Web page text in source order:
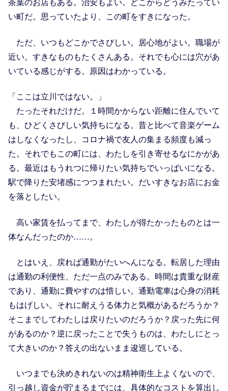
茶葉のお店もある。治安もよい。どこからどうみたってい
い町だ。思っていたより、この町をすきになった。
ただ、いつもどこかでさびしい。居心地がよい。職場が
近い。すきなものもたくさんある。それでも心には穴があ
いている感じがする。原因はわかっている。
「ここは立川ではない。」
たったそれだけだ。１時間かからない距離に住んでいて
も、ひどくさびしい気持ちになる。昔と比べて音楽ゲーム
はしなくなったし、コロナ禍で友人の集まる頻度も減っ
た。それでもこの町には、わたしを引き寄せるなにかがあ
る。最近はもうれつに帰りたい気持ちでいっぱいになる。
駅で降りた安堵感につつまれたい。だいすきなお店にお金
を落としたい。
高い家賃を払ってまで、わたしが得たかったものとは一
体なんだったのか……。
とはいえ、戻れば通勤がたいへんになる。転居した理由
は通勤の利便性、ただ一点のみである。時間は貴重な財産
であり、通勤に費やすのは惜しい。通勤電車は心身の消耗
もはげしい。それに耐えうる体力と気概があるだろうか？
そこまでしてわたしは戻りたいのだろうか？戻った先に何
があるのか？逆に戻ったことで失うものは、わたしにとっ
て大きいのか？答えの出ないまま逡巡している。
いつまでも決めきれないのは精神衛生上よくないので、
引っ越し資金が貯まるまでには、具体的なコストを算出し